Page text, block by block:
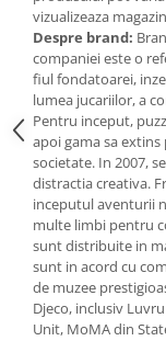
Jucarii de sortat
Jucarii muzicale
Puzzle bebelusi
vizualizeaza
Despre brand:
companiei este o
fiul fondatoarei,
lumea jucariilor, a
Pentru inceput,
apoi gama sa
societate. In 2007,
distractia creativa.
inceputul aventurii
multe limbi pentru
sunt distribuite in
sunt in acord cu
de muzee
Djeco, inclusiv
Unit, MoMA din